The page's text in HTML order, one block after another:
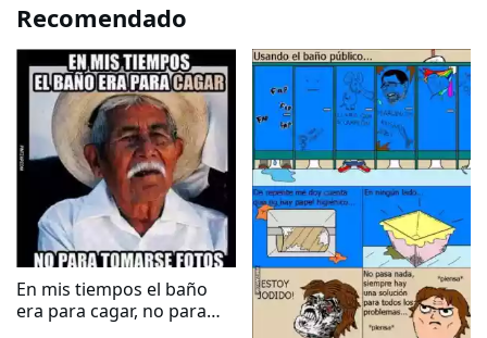
Recomendado
En mis tiempos el baño
era para cagar, no para